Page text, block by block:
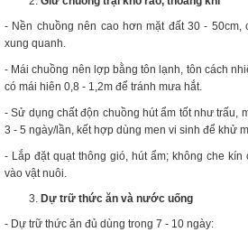
- Nền chuồng nên cao hơn mặt đất 30 - 50cm,
xung quanh.
- Mái chuồng nên lợp bằng tôn lạnh, tôn cách
có mái hiên 0,8 - 1,2m để tránh mưa hắt.
- Sử dụng chất độn chuồng hút ẩm tốt như trấu,
3 - 5 ngày/lần, kết hợp dùng men vi sinh để khử
- Lắp đặt quạt thông gió, hút ẩm; không che
vào vật nuôi.
Dự trữ thức ăn và nước uống
- Dự trữ thức ăn đủ dùng trong 7 - 10 ngày: